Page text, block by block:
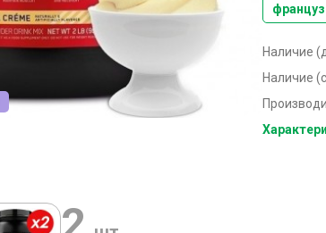
Наличие
Наличие